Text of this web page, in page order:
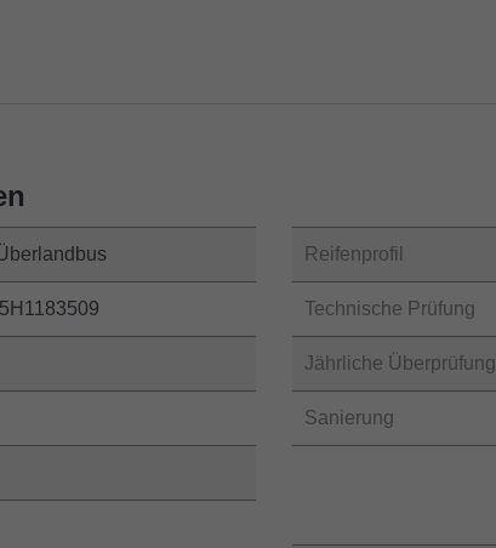
Reifenprofil
Technische Prüfung
Jährliche Überprüfung
Sanierung